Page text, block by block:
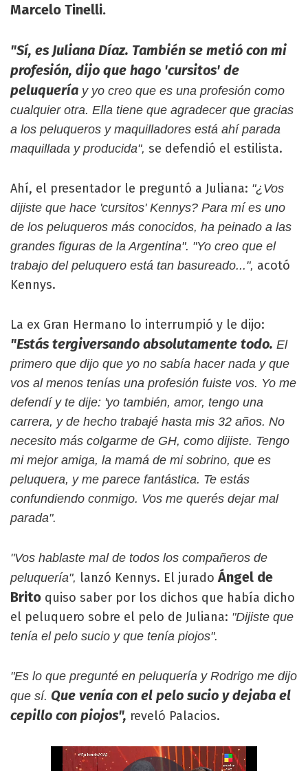
Marcelo Tinelli.
"Sí, es Juliana Díaz. También se metió con mi
profesión, dijo que hago 'cursitos' de
peluquería y yo creo que es una profesión como
cualquier otra. Ella tiene que agradecer que gracias
a los peluqueros y maquilladores está ahí parada
maquillada y producida", se defendió el estilista.
Ahí, el presentador le preguntó a Juliana: "¿Vos
dijiste que hace 'cursitos' Kennys? Para mí es uno
de los peluqueros más conocidos, ha peinado a las
grandes figuras de la Argentina". "Yo creo que el
trabajo del peluquero está tan basureado...", acotó
Kennys.
La ex Gran Hermano lo interrumpió y le dijo:
"Estás tergiversando absolutamente todo. El
primero que dijo que yo no sabía hacer nada y que
vos al menos tenías una profesión fuiste vos. Yo me
defendí y te dije: 'yo también, amor, tengo una
carrera, y de hecho trabajé hasta mis 32 años. No
necesito más colgarme de GH, como dijiste. Tengo
mi mejor amiga, la mamá de mi sobrino, que es
peluquera, y me parece fantástica. Te estás
confundiendo conmigo. Vos me querés dejar mal
parada".
"Vos hablaste mal de todos los compañeros de
peluquería", lanzó Kennys. El juradoÁngel de
Brito quiso saber por los dichos que había dicho
el peluquero sobre el pelo de Juliana: "Dijiste que
tenía el pelo sucio y que tenía piojos".
"Es lo que pregunté en peluquería y Rodrigo me dijo
que sí. Que venía con el pelo sucio y dejaba el
cepillo con piojos", reveló Palacios.